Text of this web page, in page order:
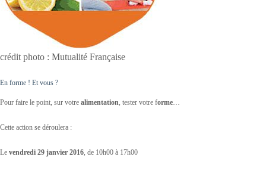
crédit photo : Mutualité Française
En forme ! Et vous ?
Pour faire le point, sur votre alimentation , tester votre forme
Cette action se déroulera :
Le vendredi 29 janvier 2016 , de 10h00 à 17h00